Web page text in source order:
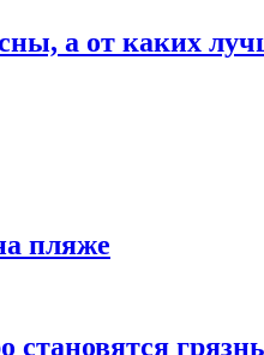
а от каких
пляже
становятся